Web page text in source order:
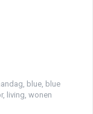
blue blue
, living wonen